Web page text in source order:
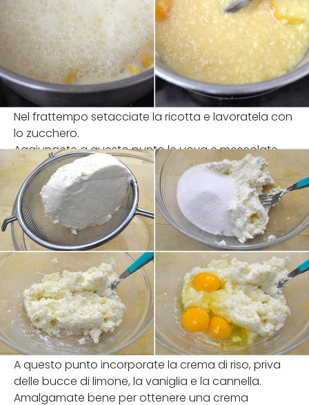
Nel frattempo setacciate la ricotta e lavoratela con
lo zucchero.
Aggiungete a questo punto le uova e mescolate.
A questo punto incorporate la crema di riso, priva
delle bucce di limone, la vaniglia e la cannella.
Amalgamate bene per ottenere una crema